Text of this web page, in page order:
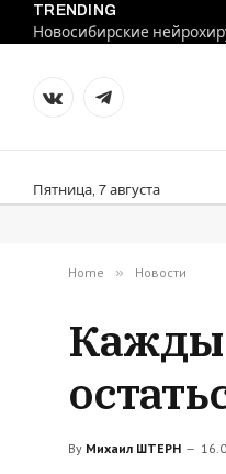
TRENDING
VKontakteTelegram
Пятница, 7 августа
Home » Новости
By Михаил ШТЕРН